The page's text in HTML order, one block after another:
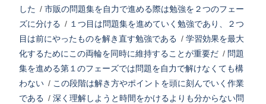
した / 市販の問題集を自力で進める際は勉強を２つのフェー
ズに分ける / １つ目は問題集を進めていく勉強であり、２つ
目は前にやったものを解き直す勉強である / 学習効果を最大
化するためにこの両輪を同時に維持することが重要だ / 問題
集を進める第１のフェーズでは問題を自力で解けなくても構
わない / この段階は解き方やポイントを頭に刻んでいく作業
である / 深く理解しようと時間をかけるよりも分からない問